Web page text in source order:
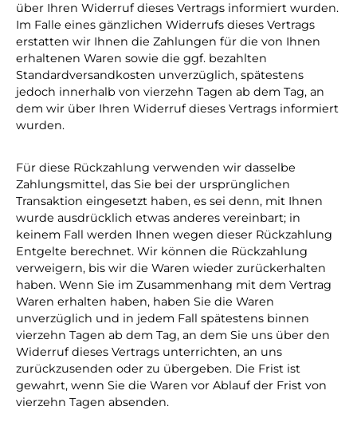
über Ihren Widerruf dieses Vertrags informiert wurden.
Im Falle eines gänzlichen Widerrufs dieses Vertrags
erstatten wir Ihnen die Zahlungen für die von Ihnen
erhaltenen Waren sowie die ggf. bezahlten
Standardversandkosten unverzüglich, spätestens
jedoch innerhalb von vierzehn Tagen ab dem Tag, an
dem wir über Ihren Widerruf dieses Vertrags informiert
wurden.
Für diese Rückzahlung verwenden wir dasselbe
Zahlungsmittel, das Sie bei der ursprünglichen
Transaktion eingesetzt haben, es sei denn, mit Ihnen
wurde ausdrücklich etwas anderes vereinbart; in
keinem Fall werden Ihnen wegen dieser Rückzahlung
Entgelte berechnet. Wir können die Rückzahlung
verweigern, bis wir die Waren wieder zurückerhalten
haben. Wenn Sie im Zusammenhang mit dem Vertrag
Waren erhalten haben, haben Sie die Waren
unverzüglich und in jedem Fall spätestens binnen
vierzehn Tagen ab dem Tag, an dem Sie uns über den
Widerruf dieses Vertrags unterrichten, an uns
zurückzusenden oder zu übergeben. Die Frist ist
gewahrt, wenn Sie die Waren vor Ablauf der Frist von
vierzehn Tagen absenden.